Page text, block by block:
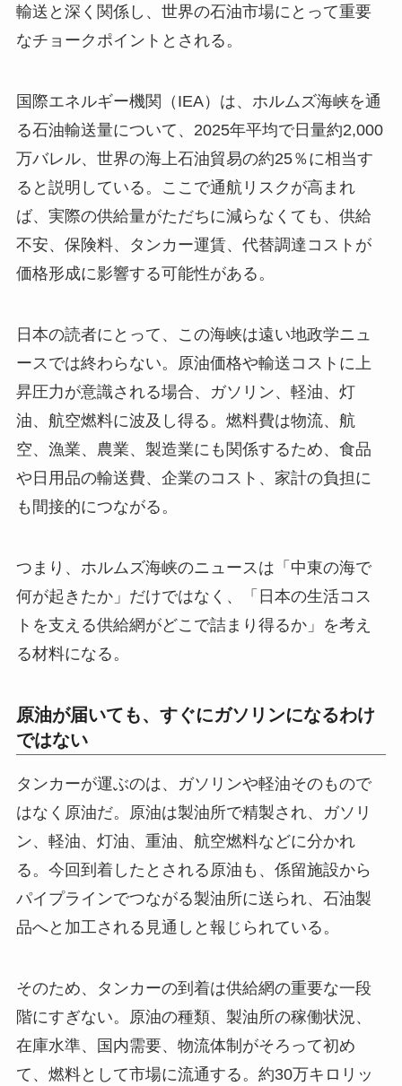
輸送と深く関係し、世界の石油市場にとって重要
なチョークポイントとされる。
国際エネルギー機関（IEA）は、ホルムズ海峡を通
る石油輸送量について、2025年平均で日量約2,000
万バレル、世界の海上石油貿易の約25％に相当す
ると説明している。ここで通航リスクが高まれ
ば、実際の供給量がただちに減らなくても、供給
不安、保険料、タンカー運賃、代替調達コストが
価格形成に影響する可能性がある。
日本の読者にとって、この海峡は遠い地政学ニュ
ースでは終わらない。原油価格や輸送コストに上
昇圧力が意識される場合、ガソリン、軽油、灯
油、航空燃料に波及し得る。燃料費は物流、航
空、漁業、農業、製造業にも関係するため、食品
や日用品の輸送費、企業のコスト、家計の負担に
も間接的につながる。
つまり、ホルムズ海峡のニュースは「中東の海で
何が起きたか」だけではなく、「日本の生活コス
トを支える供給網がどこで詰まり得るか」を考え
る材料になる。
原油が届いても、すぐにガソリンになるわけ
ではない
タンカーが運ぶのは、ガソリンや軽油そのもので
はなく原油だ。原油は製油所で精製され、ガソリ
ン、軽油、灯油、重油、航空燃料などに分かれ
る。今回到着したとされる原油も、係留施設から
パイプラインでつながる製油所に送られ、石油製
品へと加工される見通しと報じられている。
そのため、タンカーの到着は供給網の重要な一段
階にすぎない。原油の種類、製油所の稼働状況、
在庫水準、国内需要、物流体制がそろって初め
て、燃料として市場に流通する。約30万キロリッ